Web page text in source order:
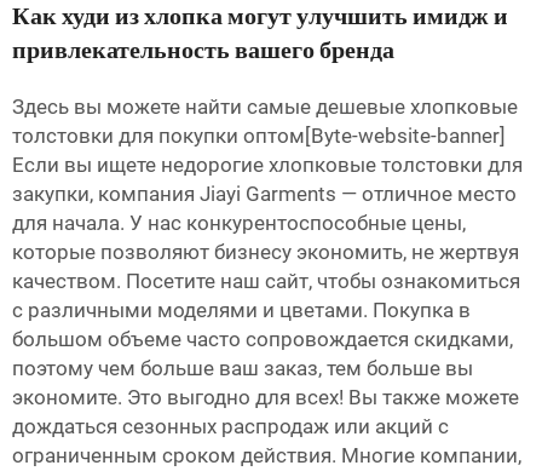
Как худи из хлопка могут улучшить имидж и
привлекательность вашего бренда
Здесь вы можете найти самые дешевые хлопковые
толстовки для покупки оптом[Byte-website-banner]
Если вы ищете недорогие хлопковые толстовки для
закупки, компания Jiayi Garments — отличное место
для начала. У нас конкурентоспособные цены,
которые позволяют бизнесу экономить, не жертвуя
качеством. Посетите наш сайт, чтобы ознакомиться
с различными моделями и цветами. Покупка в
большом объеме часто сопровождается скидками,
поэтому чем больше ваш заказ, тем больше вы
экономите. Это выгодно для всех! Вы также можете
дождаться сезонных распродаж или акций с
ограниченным сроком действия. Многие компании,